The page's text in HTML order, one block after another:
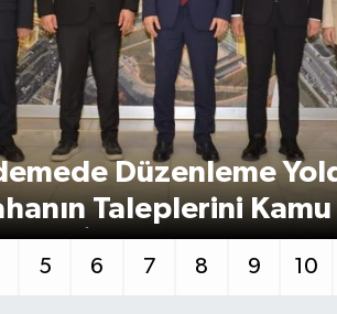
Düzenleme
Taleplerini
İletti
5 6 7 8 9 10